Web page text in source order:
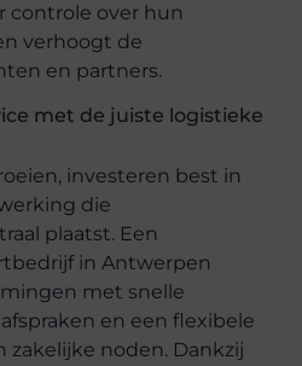
controle over hun
verhoogt de
en partners.
met de juiste logistieke
investeren best in
die
plaatst. Een
in Antwerpen
met snelle
en een flexibele
zakelijke noden. Dankzij